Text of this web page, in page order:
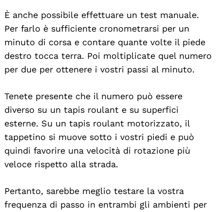
È anche possibile effettuare un test manuale.
Per farlo è sufficiente cronometrarsi per un
minuto di corsa e contare quante volte il piede
destro tocca terra. Poi moltiplicate quel numero
per due per ottenere i vostri passi al minuto.
Tenete presente che il numero può essere
diverso su un tapis roulant e su superfici
esterne. Su un tapis roulant motorizzato, il
tappetino si muove sotto i vostri piedi e può
quindi favorire una velocità di rotazione più
veloce rispetto alla strada.
Pertanto, sarebbe meglio testare la vostra
frequenza di passo in entrambi gli ambienti per